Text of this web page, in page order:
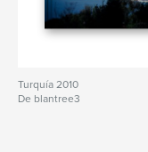
Turquía 2010
De blantree3